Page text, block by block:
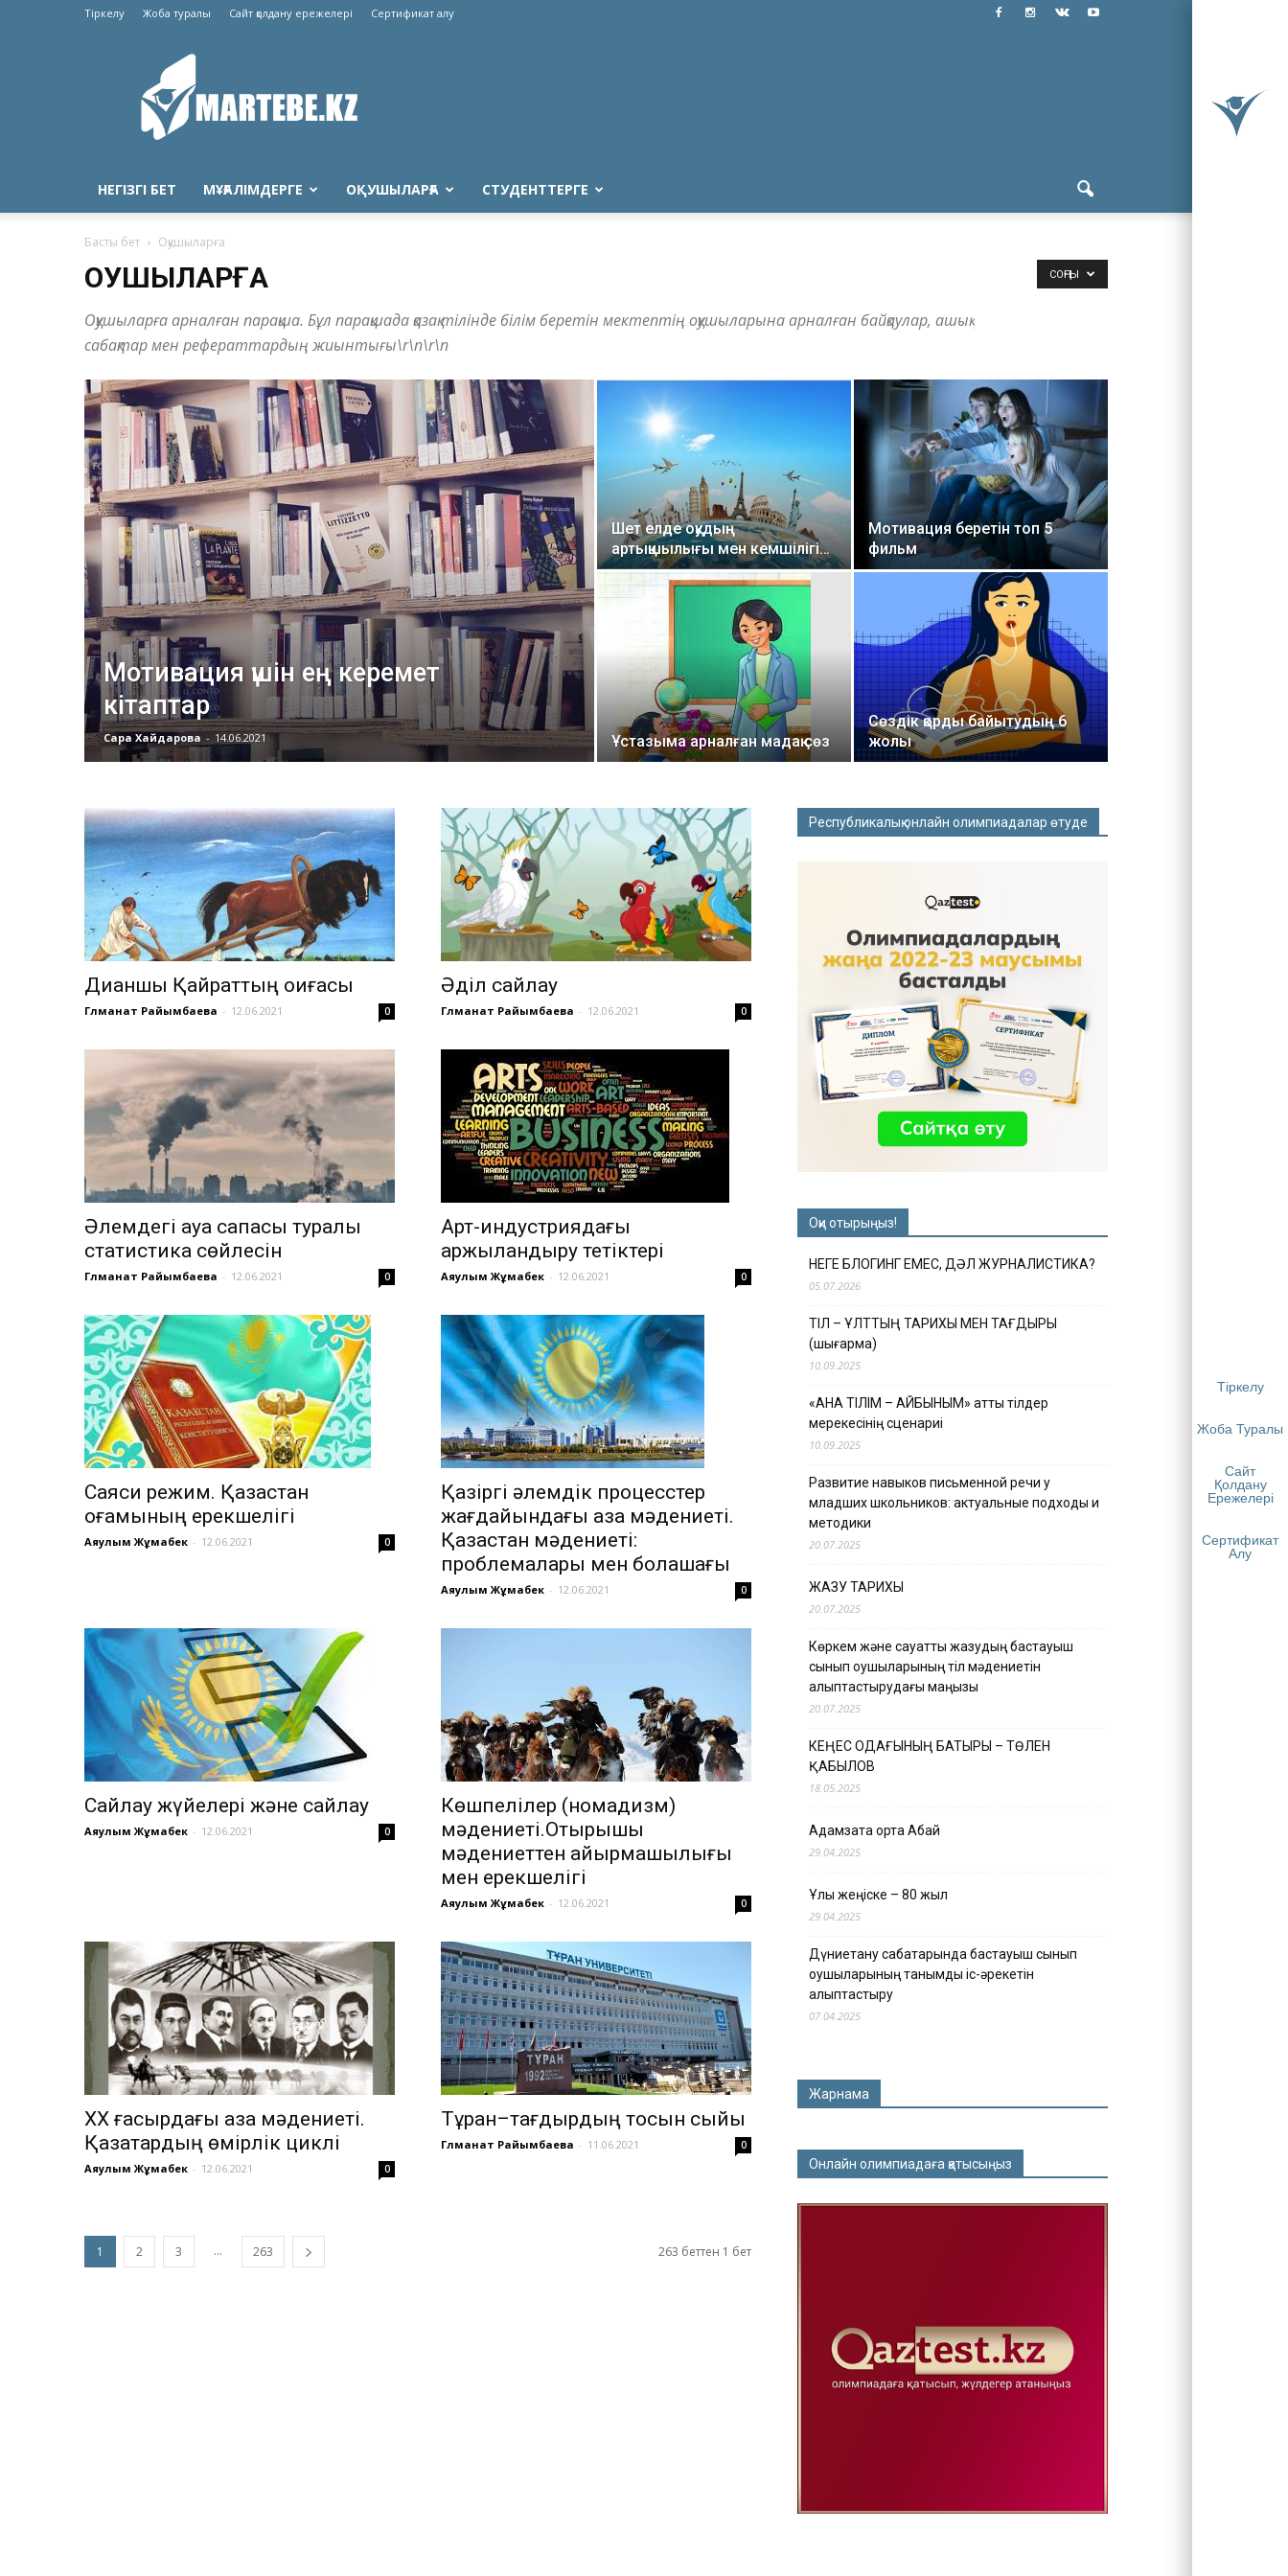
Тіркелу
Жоба Туралы
Сайт
Қолдану
Ережелері
Сертификат
Алу
Тіркелу Жоба туралы Сайт қолдану ережелері Сертификат алу
Martebe.kz
білім
сайты
НЕГІЗГІ БЕТ МҰҒАЛІМДЕРГЕ ОҚУШЫЛАРҒА СТУДЕНТТЕРГЕ
Басты бет Оқушыларға
ОҚУШЫЛАРҒА
Оқушыларға арналған парақша. Бұл парақшада қазақ тілінде білім беретін мектептің оқушыларына арналған байқаулар, ашық
сабақтар мен рефераттардың жиынтығы\r\n\r\n
СОҢҒЫ
Мотивация үшін ең керемет
кітаптар
Сара Хайдарова - 14.06.2021
Шет елде оқудың
артықшылығы мен кемшілігі…
Мотивация беретін топ 5
фильм
Ұстазыма арналған мадақ сөз
Сөздік қорды байытудың 6
жолы
Диқаншы Қайраттың оқиғасы
Гүлманат Райымбаева - 12.06.2021 0
Әділ сайлау
Гүлманат Райымбаева - 12.06.2021 0
Әлемдегі ауа сапасы туралы
статистика сөйлесін
Гүлманат Райымбаева - 12.06.2021 0
Арт-индустриядағы
қаржыландыру тетіктері
Аяулым Жұмабек - 12.06.2021 0
Саяси режим. Қазақстан
қоғамының ерекшелігі
Аяулым Жұмабек - 12.06.2021 0
Қазіргі әлемдік процесcтер
жағдайындағы қазақ мәдениеті.
Қазақстан мәдениеті:
проблемалары мен болашағы
Аяулым Жұмабек - 12.06.2021 0
Сайлау жүйелері және сайлау
Аяулым Жұмабек - 12.06.2021 0
Көшпелілер (номадизм)
мәдениеті.Отырықшы
мәдениеттен айырмашылығы
мен ерекшелігі
Аяулым Жұмабек - 12.06.2021 0
ХХ ғасырдағы қазақ мәдениеті.
Қазақтардың өмірлік циклі
Аяулым Жұмабек - 12.06.2021 0
Тұран–тағдырдың тосын сыйы
Гүлманат Райымбаева - 11.06.2021 0
1 2 3 ... 263 263 беттен 1 бет
Республикалық онлайн олимпиадалар өтуде
Оқи отырыңыз!
НЕГЕ БЛОГИНГ ЕМЕС, ДӘЛ ЖУРНАЛИСТИКА?
05.07.2026
ТІЛ – ҰЛТТЫҢ ТАРИХЫ МЕН ТАҒДЫРЫ
(шығарма)
10.09.2025
«АНА ТІЛІМ – АЙБЫНЫМ» атты тілдер
мерекесінің сценариі
10.09.2025
Развитие навыков письменной речи у
младших школьников: актуальные подходы и
методики
20.07.2025
ЖАЗУ ТАРИХЫ
20.07.2025
Көркем және сауатты жазудың бастауыш
сынып оқушыларының тіл мәдениетін
қалыптастырудағы маңызы
20.07.2025
КЕҢЕС ОДАҒЫНЫҢ БАТЫРЫ – ТӨЛЕН
ҚАБЫЛОВ
18.05.2025
Адамзатқа ортақ Абай
29.04.2025
Ұлы жеңіске – 80 жыл
29.04.2025
Дүниетану сабақтарында бастауыш сынып
оқушыларының танымдық іс-әрекетін
қалыптастыру
07.04.2025
Жарнама
Онлайн олимпиадаға қатысыңыз